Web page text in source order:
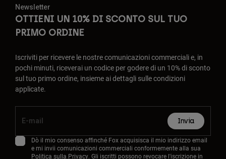
Newsletter
OTTIENI UN 10% DI SCONTO SUL TUO
PRIMO ORDINE
Iscriviti per ricevere le nostre comunicazioni commerciali e, in
pochi minuti, riceverai un codice per godere di un 10% di sconto
sul tuo primo ordine, insieme ai dettagli sulle condizioni
applicate.
Invia
Dò il mio consenso affinché Fox acquisisca il mio indirizzo email
e mi invii comunicazioni commerciali conformemente alla sua
Politica sulla Privacy. Gli iscritti possono revocare l'iscrizione in